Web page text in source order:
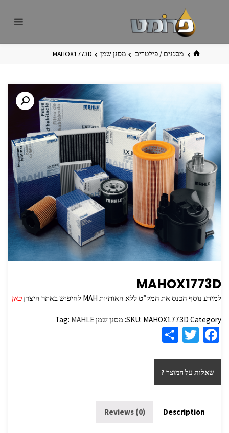
בית מסננים / פילטרים מסנן שמן MAHOX1773D
MAHOX1773D
למידע נוסף הכנס את המק”ט ללא האותיות MAH לחיפוש באתר היצרן כאן
SKU: MAHOX1773D Category: מסנן שמן Tag: MAHLE
Fa
b
o
o
k
T
tt
er
ar
e
שאלות על המוצר ?
Description
Reviews (0)